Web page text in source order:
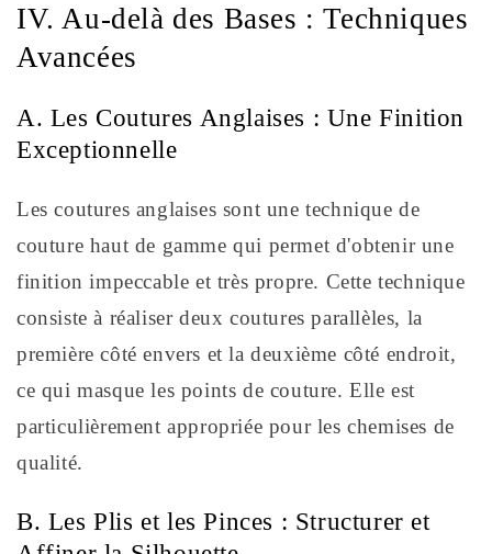
IV. Au-delà des Bases : Techniques
Avancées
A. Les Coutures Anglaises : Une Finition
Exceptionnelle
Les coutures anglaises sont une technique de
couture haut de gamme qui permet d'obtenir une
finition impeccable et très propre. Cette technique
consiste à réaliser deux coutures parallèles, la
première côté envers et la deuxième côté endroit,
ce qui masque les points de couture. Elle est
particulièrement appropriée pour les chemises de
qualité.
B. Les Plis et les Pinces : Structurer et